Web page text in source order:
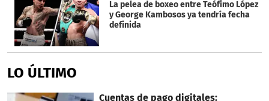
La pelea de boxeo entre Teófimo López
y George Kambosos ya tendría fecha
definida
LO ÚLTIMO
Cuentas de pago digitales: